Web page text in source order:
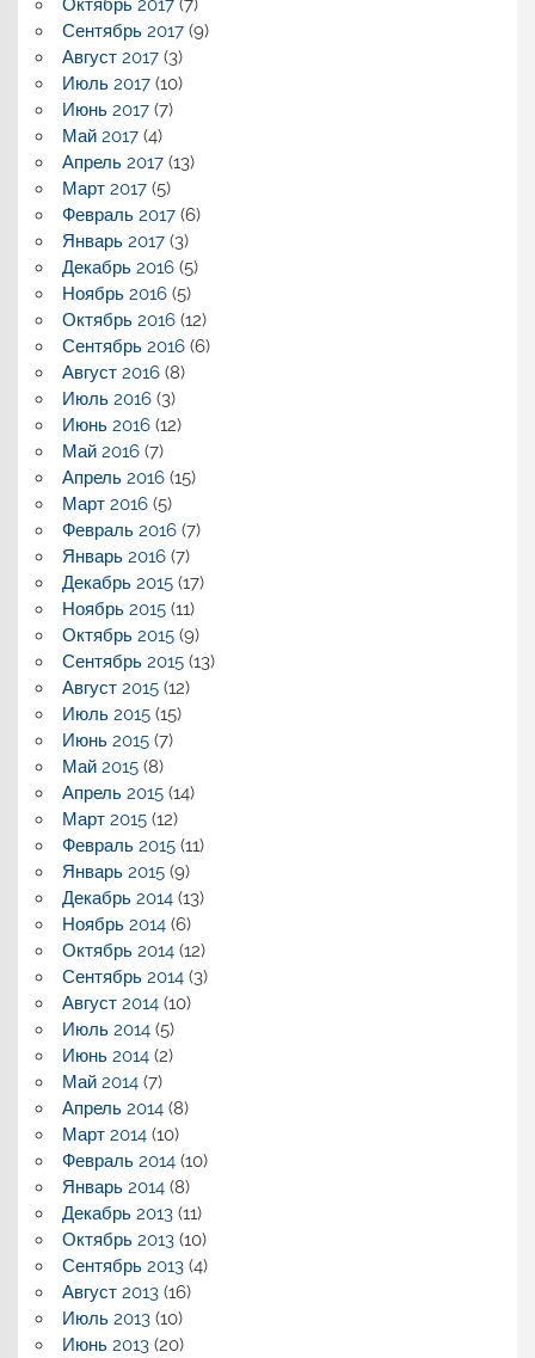
Сентябрь 2017(9)
Август 2017(3)
Июль 2017(10)
Июнь 2017(7)
Май 2017(4)
Апрель 2017(13)
Март 2017(5)
Февраль 2017(6)
Январь 2017(3)
Декабрь 2016(5)
Ноябрь 2016(5)
Октябрь 2016(12)
Сентябрь 2016(6)
Август 2016(8)
Июль 2016(3)
Июнь 2016(12)
Май 2016(7)
Апрель 2016(15)
Март 2016(5)
Февраль 2016(7)
Январь 2016(7)
Декабрь 2015(17)
Ноябрь 2015(11)
Октябрь 2015(9)
Сентябрь 2015(13)
Август 2015(12)
Июль 2015(15)
Июнь 2015(7)
Май 2015(8)
Апрель 2015(14)
Март 2015(12)
Февраль 2015(11)
Январь 2015(9)
Декабрь 2014(13)
Ноябрь 2014(6)
Октябрь 2014(12)
Сентябрь 2014(3)
Август 2014(10)
Июль 2014(5)
Июнь 2014(2)
Май 2014(7)
Апрель 2014(8)
Март 2014(10)
Февраль 2014(10)
Январь 2014(8)
Декабрь 2013(11)
Октябрь 2013(10)
Сентябрь 2013(4)
Август 2013(16)
Июль 2013(10)
Июнь 2013(20)